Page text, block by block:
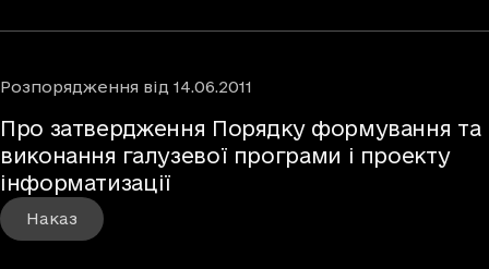
Розпорядження від 14.06.2011
Про затвердження Порядку формування та
виконання галузевої програми і проекту
інформатизації
Наказ